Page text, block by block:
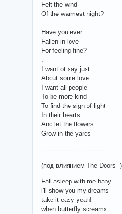
Felt the wind
Of the warmest night?
Have you ever
Fallen in love
For feeling fine?
I want ot say just
About some love
I want all people
To be more kind
To find the sign of light
In their hearts
And let the flowers
Grow in the yards
----------------------------------
(под влиянием The Doors )
Fall asleep with me baby
i'll show you my dreams
take it easy yeah!
when butterfly screams